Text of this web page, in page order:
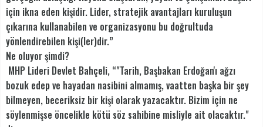
için ikna eden kişidir. Lider, stratejik avantajları kuruluşun
çıkarına kullanabilen ve organizasyonu bu doğrultuda
yönlendirebilen kişi(ler)dir.”
Ne oluyor şimdi?
MHP Lideri Devlet Bahçeli, “"Tarih, Başbakan Erdoğan'ı ağzı
bozuk edep ve hayadan nasibini almamış, vaatten başka bir şey
bilmeyen, beceriksiz bir kişi olarak yazacaktır. Bizim için ne
söylenmişse öncelikle kötü söz sahibine misliyle ait olacaktır."